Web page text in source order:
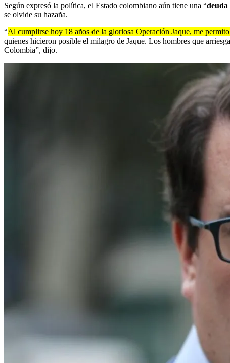
Según expresó la política, el Estado colombiano aún tiene una “deuda
se olvide su hazaña.
“Al cumplirse hoy 18 años de la gloriosa Operación Jaque, me
quienes hicieron posible el milagro de Jaque. Los hombres que
Colombia”, dijo.